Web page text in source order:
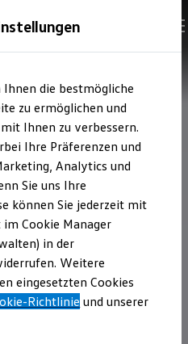
entdecken
Oldtimer
Hersteller finden
& konfigurieren
Werkstätten
Handel
die bestmögliche
zu ermöglichen und
Ihnen zu verbessern.
Ihre Präferenzen und
Analytics und
Sie uns Ihre
können Sie jederzeit mit
Cookie Manager
in der
Weitere
eingesetzten Cookies
Richtlinie und unserer